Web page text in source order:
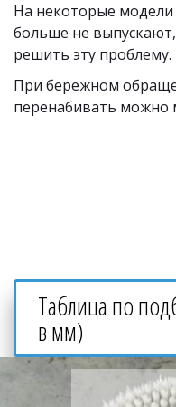
На некоторые
больше не
решить эту проблему.
При бережном
перенабивать можно
Таблица по
в мм)